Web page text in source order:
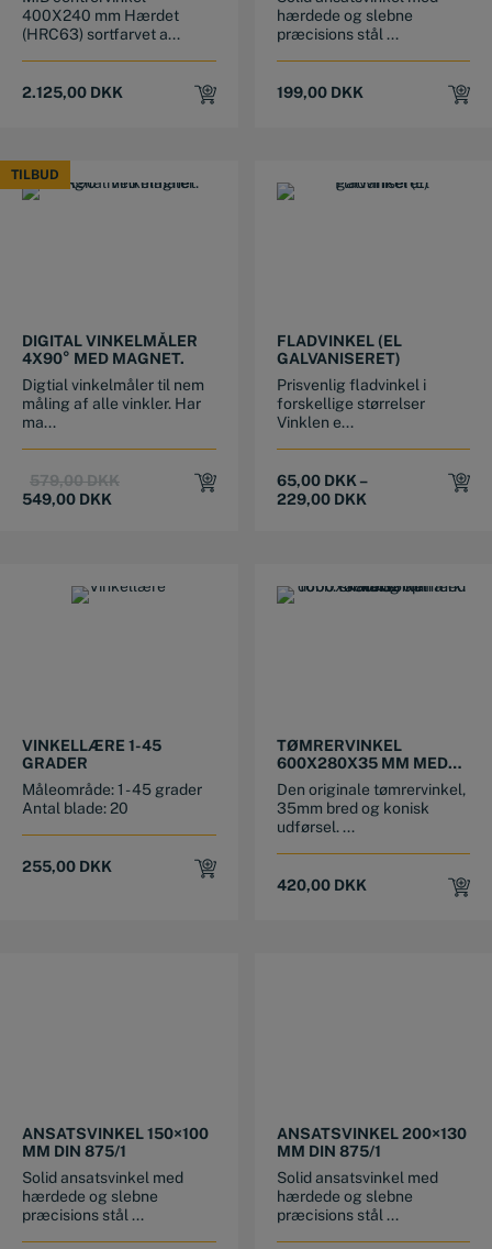
ALUMINIUM
400X240 mm Hærdet
(HRC63) sortfarvet a...
2.125,00 DKK
hærdede og slebne
præcisions stål ...
199,00 DKK
TILBUD
TILBUD
DIGITAL VINKELMÅLER
4X90° MED MAGNET.
Digtial vinkelmåler til nem
måling af alle vinkler. Har
ma...
579,00DKKOriginal
549,00 DKK
Current
FLADVINKEL (EL
GALVANISERET)
Prisvenlig fladvinkel i
forskellige størrelser
Vinklen e...
65,00 DKK–
229,00 DKK
VINKELLÆRE 1-45
GRADER
Måleområde: 1 - 45 grader
Antal blade: 20
255,00 DKK
TØMRERVINKEL
600X280X35 MM MED
DOBB. SKALA OG
OPMÆRK. HULLER
Den originale tømrervinkel,
35mm bred og konisk
udførsel. ...
420,00 DKK
ANSATSVINKEL 150×100
MM DIN 875/1
Solid ansatsvinkel med
hærdede og slebne
præcisions stål ...
ANSATSVINKEL 200×130
MM DIN 875/1
Solid ansatsvinkel med
hærdede og slebne
præcisions stål ...